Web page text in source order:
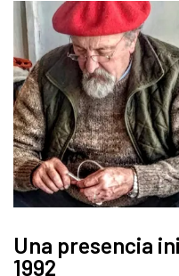
Una presencia
1992